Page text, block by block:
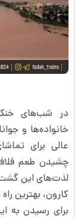
در شب‌های
خانواده‌ها و
عالی برای
چشیدن طعم
لذت‌های این
کارون، بهترین
برای رسیدن به